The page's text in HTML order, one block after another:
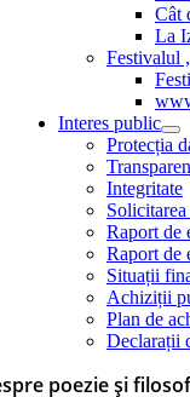
Cât
La
Festivalul
Interes public
Protecția
Integritate
Raport de
Raport de
Situații
Achiziții
Plan de
Declarații
poezie și